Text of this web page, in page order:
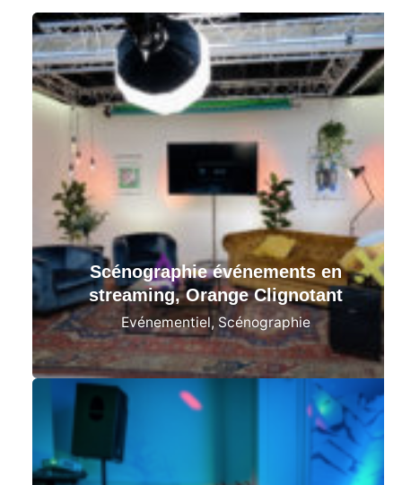
Scénographie événements en
streaming, Orange Clignotant
Evénementiel Scénographie